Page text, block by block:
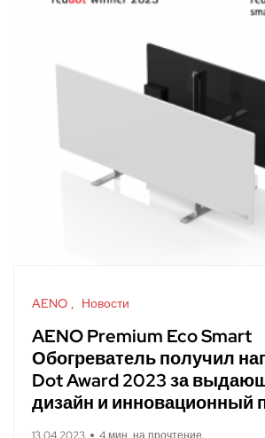
AENO Новости
AENO Premium Eco Smart
Обогреватель получил
Dot Award 2023 за
дизайн и инновационный